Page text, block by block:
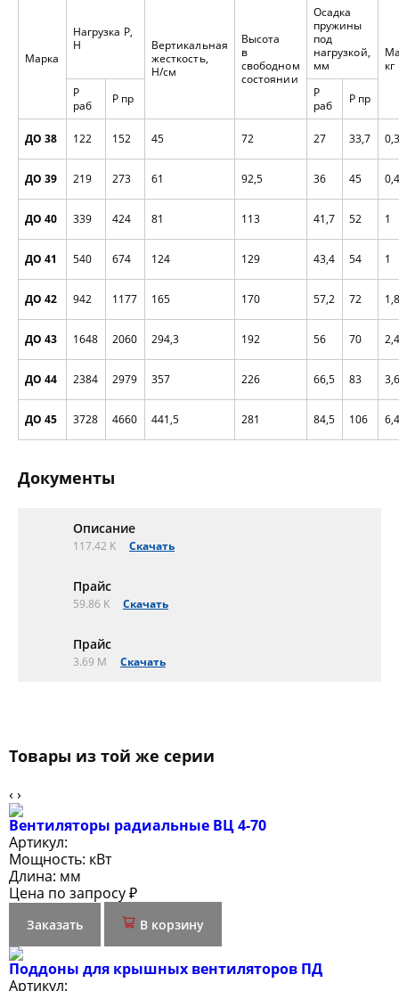
Марка
Нагрузка P,
H
Вертикальная
жесткость,
H/см
Высота
в
свободном
состоянии
Осадка
пружины
под
нагрузкой,
мм
кг
P
раб
P пр
P
раб
P пр
ДО 38 122 152 45 72 27 33,7
ДО 39 219 273 61 92,5 36 45
ДО 40 339 424 81 113 41,7 52 1
ДО 41 540 674 124 129 43,4 54 1
ДО 42 942 1177 165 170 57,2 72
ДО 43 1648 2060 294,3 192 56 70
ДО 44 2384 2979 357 226 66,5 83
ДО 45 3728 4660 441,5 281 84,5 106
Документы
Описание
117.42 K Скачать
Прайс
59.86 K Скачать
Прайс
3.69 M Скачать
Товары из той же серии
‹ ›
Вентиляторы радиальные ВЦ 4-70
Артикул:
Мощность: кВт
Длина: мм
Цена по запросу ₽
Заказать В корзину
Поддоны для крышных вентиляторов ПД
Артикул: